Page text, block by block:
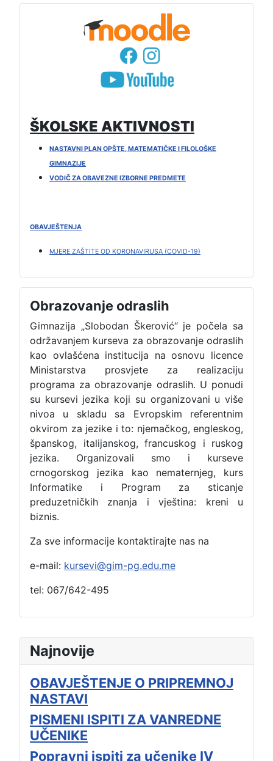
Najnovije
OBAVJEŠTENJE O PRIPREMNOJ
NASTAVI
PISMENI ISPITI ZA VANREDNE
UČENIKE
Popravni ispiti za učenike IV
ŠKOLSKE AKTIVNOSTI
NASTAVNI PLAN OPŠTE, MATEMATIČKE I FILOLOŠKE
GIMNAZIJE
VODIČ ZA OBAVEZNE IZBORNE PREDMETE
OBAVJEŠTENJA
MJERE ZAŠTITE OD KORONAVIRUSA (COVID-19)
Obrazovanje odraslih
Gimnazija „Slobodan Škerović“ je počela sa
održavanjem kurseva za obrazovanje odraslih
kao ovlašćena institucija na osnovu licence
Ministarstva prosvjete za realizaciju
programa za obrazovanje odraslih. U ponudi
su kursevi jezika koji su organizovani u više
nivoa u skladu sa Evropskim referentnim
okvirom za jezike i to: njemačkog, engleskog,
španskog, italijanskog, francuskog i ruskog
jezika. Organizovali smo i kurseve
crnogorskog jezika kao nematernjeg, kurs
Informatike i Program za sticanje
preduzetničkih znanja i vještina: kreni u
biznis.
Za sve informacije kontaktirajte nas na
e-mail: kursevi@gim-pg.edu.me
tel: 067/642-495